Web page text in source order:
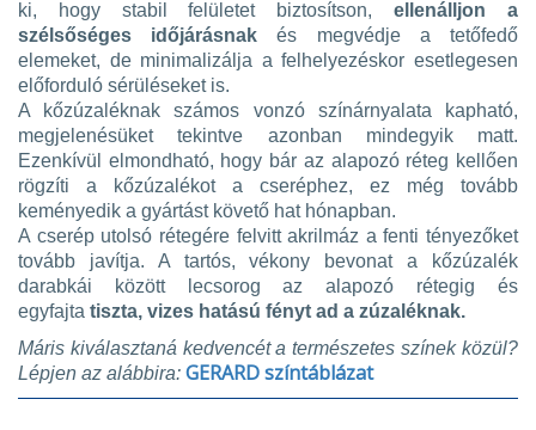
ki, hogy stabil felületet biztosítson,ellenálljon a
szélsőséges időjárásnak és megvédje a tetőfedő
elemeket, de minimalizálja a felhelyezéskor esetlegesen
előforduló sérüléseket is.
A kőzúzaléknak számos vonzó színárnyalata kapható,
megjelenésüket tekintve azonban mindegyik matt.
Ezenkívül elmondható, hogy bár az alapozó réteg kellően
rögzíti a kőzúzalékot a cseréphez, ez még tovább
keményedik a gyártást követő hat hónapban.
A cserép utolsó rétegére felvitt akrilmáz a fenti tényezőket
tovább javítja. A tartós, vékony bevonat a kőzúzalék
darabkái között lecsorog az alapozó rétegig és
egyfajta tiszta, vizes hatású fényt ad a zúzaléknak.
Máris kiválasztaná kedvencét a természetes színek közül?
Lépjen az alábbira: GERARD színtáblázat